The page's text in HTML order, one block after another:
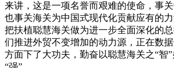
来讲，这是一项名誉而艰难的使命，事
也事关海关为中国式现代化贡献应有的
把扶植聪慧海关做为进一步全面深化的
们推进外贸不变增加的动力源，正在数
方面下了大功夫，勤奋以聪慧海关之“智